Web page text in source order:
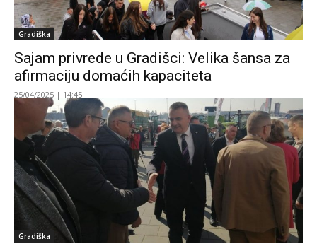
Gradiška
Sajam privrede u Gradišci: Velika šansa za
afirmaciju domaćih kapaciteta
25/04/2025 | 14:45
Gradiška